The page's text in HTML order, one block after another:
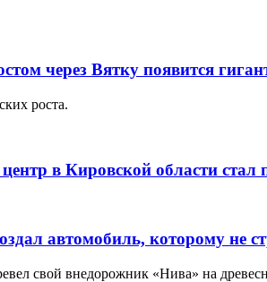
через Вятку появится
роста.
в Кировской области
автомобиль, которому не
свой внедорожник «Нива» на